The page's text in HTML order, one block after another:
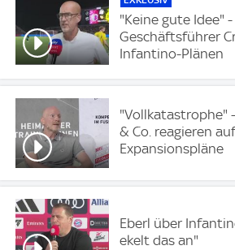
"Keine gute Idee" -
Geschäftsführer
Infantino-Plänen
"Vollkatastrophe"
& Co. reagieren
Expansionspläne
Eberl über
ekelt das an"